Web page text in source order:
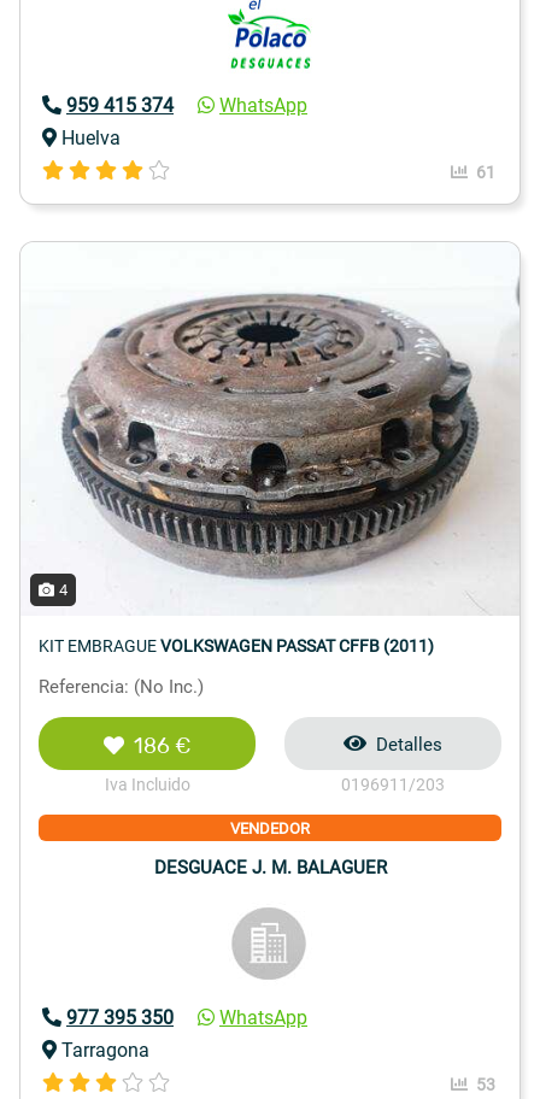
959 415 374
WhatsApp
Huelva
61
4
KIT EMBRAGUEVOLKSWAGEN PASSAT CFFB (2011)
Referencia: (No Inc.)
186 €
Iva Incluido
Detalles
0196911/203
VENDEDOR
DESGUACE J. M. BALAGUER
977 395 350
WhatsApp
Tarragona
53